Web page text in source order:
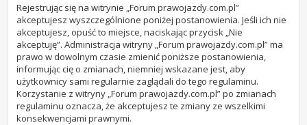
Rejestrując się na witrynie „Forum prawojazdy.com.pl”
akceptujesz wyszczególnione poniżej postanowienia. Jeśli ich nie
akceptujesz, opuść to miejsce, naciskając przycisk „Nie
akceptuję”. Administracja witryny „Forum prawojazdy.com.pl” ma
prawo w dowolnym czasie zmienić poniższe postanowienia,
informując cię o zmianach, niemniej wskazane jest, aby
użytkownicy sami regularnie zaglądali do tego regulaminu.
Korzystanie z witryny „Forum prawojazdy.com.pl” po zmianach
regulaminu oznacza, że akceptujesz te zmiany ze wszelkimi
konsekwencjami prawnymi.